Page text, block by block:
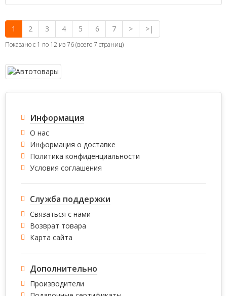
1 2 3 4 5 6 7 > >|
Показано с 1 по 12 из 76 (всего 7 страниц)
Информация
О нас
Информация о доставке
Политика конфиденциальности
Условия соглашения
Служба поддержки
Связаться с нами
Возврат товара
Карта сайта
Дополнительно
Производители